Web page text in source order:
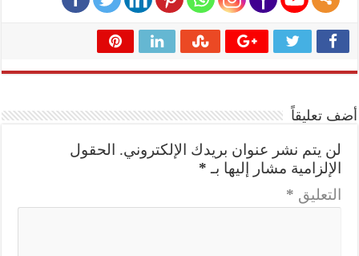
أضف تعليقاً
لن يتم نشر عنوان بريدك الإلكتروني.
الحقول
الإلزامية مشار إليها بـ *
التعليق *